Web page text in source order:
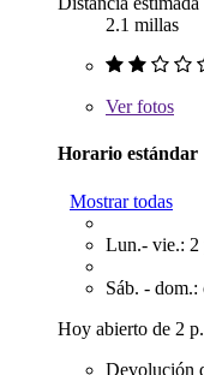
2.1 millas
Verfotos
Horario estándar
Mostrar todas
Lun.- vie.: 2
Sáb. - dom.:
Hoy abierto de 2
Devolución